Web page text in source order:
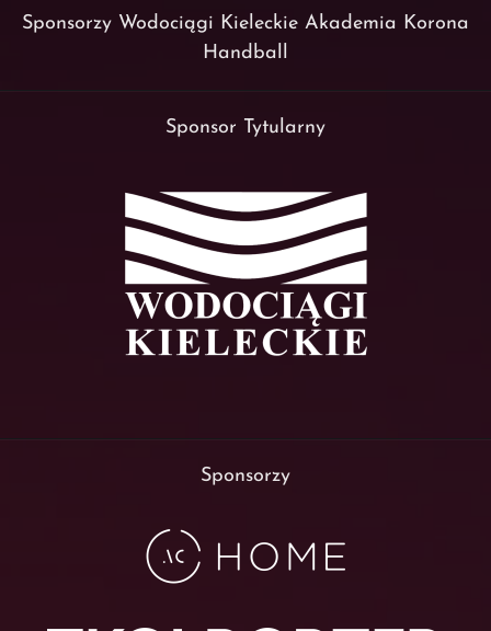
Sponsorzy Wodociągi Kieleckie Akademia Korona
Handball
Sponsor Tytularny
Sponsorzy